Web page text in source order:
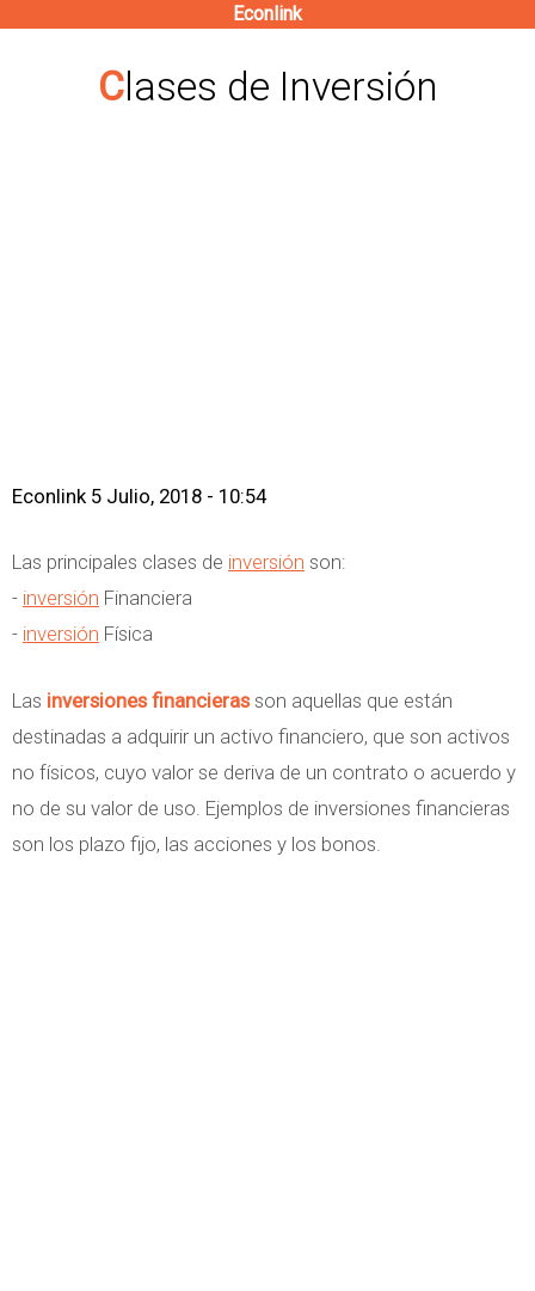
contenido
Econlink
Clases de Inversión
Econlink 5 Julio, 2018 - 10:54
Las principales clases de inversión son:
- inversión Financiera
- inversión Física
Las inversiones financierasson aquellas que están
destinadas a adquirir un activo financiero, que son activos
no físicos, cuyo valor se deriva de un contrato o acuerdo y
no de su valor de uso. Ejemplos de inversiones financieras
son los plazo fijo, las acciones y los bonos.